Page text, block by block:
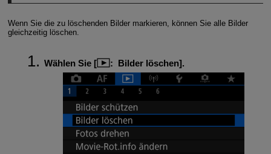
Wenn Sie die zu löschenden Bilder markieren, können Sie alle Bilder
gleichzeitig löschen.
Wählen Sie [ : Bilder löschen].